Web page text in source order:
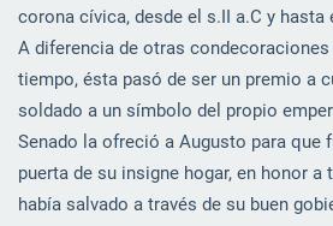
corona cívica, desde el s.II a.C y hasta
A diferencia de otras condecoraciones
tiempo, ésta pasó de ser un premio a
soldado a un símbolo del propio
Senado la ofreció a Augusto para que
puerta de su insigne hogar, en honor
había salvado a través de su buen